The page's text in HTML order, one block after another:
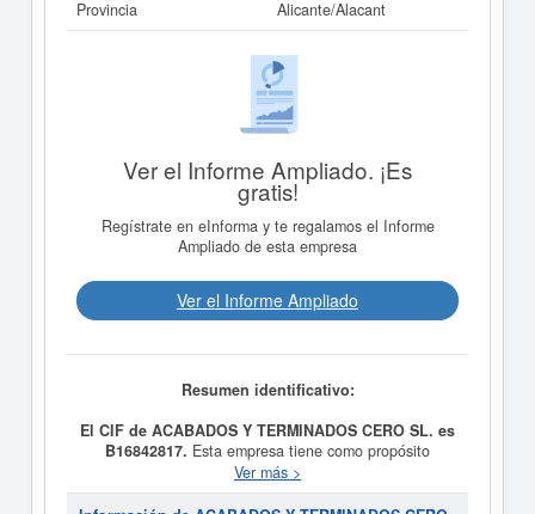
Provincia
Alicante/Alacant
Ver el Informe Ampliado. ¡Es
gratis!
Regístrate en eInforma y te regalamos el Informe
Ampliado de esta empresa
Ver el Informe Ampliado
Resumen identificativo:
El CIF de ACABADOS Y TERMINADOS CERO SL. es
B16842817. Esta empresa tiene como propósito
Fabricación de todo tipo de calzado, bolsos, textil y
complementos, aparado, cortado, montado y terminado
Ver más >